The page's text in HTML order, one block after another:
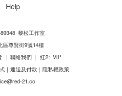
Help
黎松工作室
區尊賢街9號14樓
｜ 聯絡我們 ｜ 紅21 VIP
｜ 運送及付款 ｜ 隱私權政策
21.co